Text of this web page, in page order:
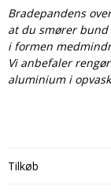
Bradepandens
at du smører
i formen
Vi anbefaler
aluminium i
Tilkøb